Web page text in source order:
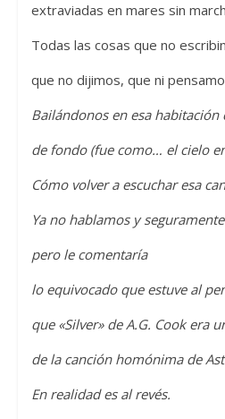
extraviadas en mares sin
Todas las cosas que no
que no dijimos, que ni
Bailándonos en esa habitación
de fondo (fue como… el cielo
Cómo volver a escuchar esa
Ya no hablamos y
pero le comentaría
lo equivocado que estuve al
que «Silver» de A.G. Cook era
de la canción homónima de
En realidad es al revés.